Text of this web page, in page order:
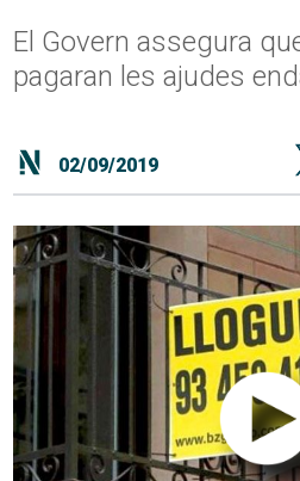
El Govern assegura
pagaran les ajudes
02/09/2019